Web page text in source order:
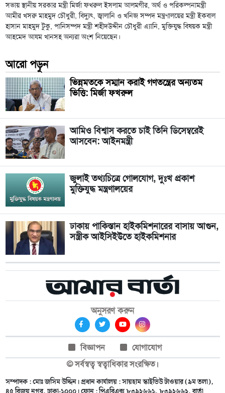
সভায় স্থানীয় সরকার মন্ত্রী মির্জা ফখরুল ইসলাম আলমগীর, অর্থ ও পরিকল্পনামন্ত্রী
আমীর খসরু মাহমুদ চৌধুরী, বিদ্যুৎ, জ্বালানি ও খনিজ সম্পদ মন্ত্রণালয়ের মন্ত্রী ইকবাল
হাসান মাহমুদ টুকু, পানিসম্পদ মন্ত্রী শহীদউদ্দীন চৌধুরী এ্যানি, মুক্তিযুদ্ধ বিষয়ক মন্ত্রী
আহমেদ আযম খানসহ অন্যরা অংশ নিয়েছেন।
আরো পড়ুন
ভিন্নমতকে সম্মান করাই গণতন্ত্রের অন্যতম
ভিত্তি: মির্জা ফখরুল
আমিও বিশ্বাস করতে চাই তিনি ডিসেম্বরেই
আসবেন: আইনমন্ত্রী
জুলাই তথ্যচিত্রে গোলযোগ, দুঃখ প্রকাশ
মুক্তিযুদ্ধ মন্ত্রণালয়ের
ঢাকায় পাকিস্তান হাইকমিশনারের বাসায় আগুন,
সস্ত্রীক আইসিইউতে হাইকমিশনার
অনুসরণ করুন
বিজ্ঞাপন
যোগাযোগ
© সর্বস্বত্ব স্বত্বাধিকার সংরক্ষিত।
সম্পাদক : মোঃ জসিম উদ্দিন। প্রধান কার্যালয় : সায়হাম স্কাইভিউ টাওয়ার (৯ম তলা),